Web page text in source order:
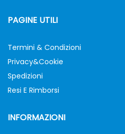
PAGINE UTILI
Termini & Condizioni
Privacy&Cookie
Spedizioni
Resi E Rimborsi
INFORMAZIONI